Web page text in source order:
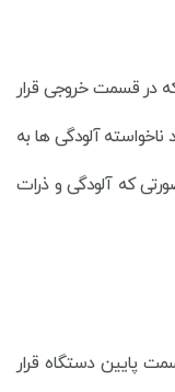
در قسمت خروجی قرار
ناخواسته آلودگی ها به
که آلودگی و ذرات
پایین دستگاه قرار